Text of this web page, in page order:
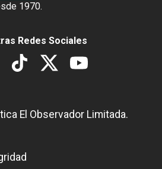
1970.
Redes Sociales
El Observador Limitada.